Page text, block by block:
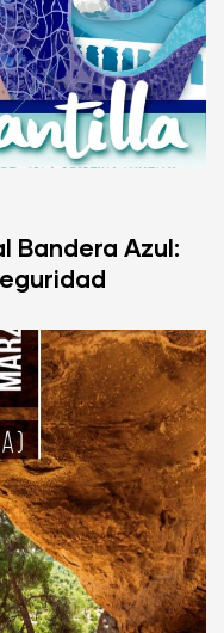
Bandera Azul: